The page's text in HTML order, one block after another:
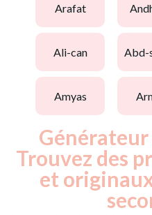
arafat
ali-can
amyas
Générateur
Trouvez des
et